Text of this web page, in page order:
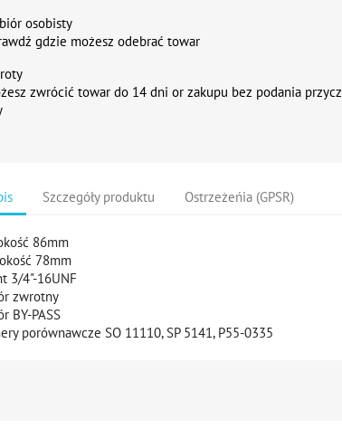
osobisty
gdzie możesz odebrać towar
zwrócić towar do 14 dni or zakupu bez podania
Szczegóły produktu Ostrzeżeńia (GPSR)
86mm
78mm
3/4"-16UNF
zwrotny
BY-PASS
porównawcze SO 11110, SP 5141, P55-0335